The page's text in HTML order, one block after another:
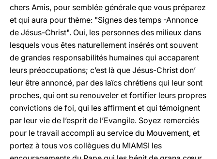
chers Amis, pour semblée générale que vous préparez
et qui aura pour thème: "Signes des temps -Annonce
de Jésus-Christ". Oui, les personnes des milieux dans
lesquels vous êtes naturellement insérés ont souvent
de grandes responsabilités humaines qui accaparent
leurs préoccupations; c’est là que Jésus-Christ don’
leur être annoncé, par des laïcs chrétiens qui leur sont
proches, qui ont su renouveler et fortifier leurs propres
convictions de foi, qui les affirment et qui témoignent
par leur vie de l’esprit de l’Evangile. Soyez remerciés
pour le travail accompli au service du Mouvement, et
portez à tous vos collègues du MIAMSI les